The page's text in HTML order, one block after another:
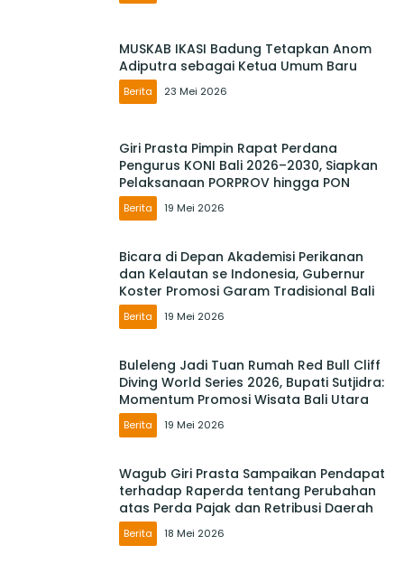
MUSKAB IKASI Badung Tetapkan Anom
Adiputra sebagai Ketua Umum Baru
Berita 23 Mei 2026
Giri Prasta Pimpin Rapat Perdana
Pengurus KONI Bali 2026–2030, Siapkan
Pelaksanaan PORPROV hingga PON
Berita 19 Mei 2026
Bicara di Depan Akademisi Perikanan
dan Kelautan se Indonesia, Gubernur
Koster Promosi Garam Tradisional Bali
Berita 19 Mei 2026
Buleleng Jadi Tuan Rumah Red Bull Cliff
Diving World Series 2026, Bupati Sutjidra:
Momentum Promosi Wisata Bali Utara
Berita 19 Mei 2026
Wagub Giri Prasta Sampaikan Pendapat
terhadap Raperda tentang Perubahan
atas Perda Pajak dan Retribusi Daerah
Berita 18 Mei 2026